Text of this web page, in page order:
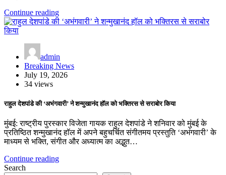
Continue reading
admin
Breaking News
July 19, 2026
34 views
राहुल देशपांडे की ‘अभंगवारी’ ने शन्मुखानंद हॉल को भक्तिरस से सराबोर किया
मुंबई: राष्ट्रीय पुरस्कार विजेता गायक राहुल देशपांडे ने शनिवार को मुंबई के
प्रतिष्ठित शन्मुखानंद हॉल में अपने बहुचर्चित संगीतमय प्रस्तुति ‘अभंगवारी’ के
माध्यम से भक्ति, संगीत और अध्यात्म का अद्भुत…
Continue reading
Search